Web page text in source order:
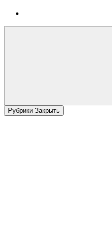
Рубрики Закрыть